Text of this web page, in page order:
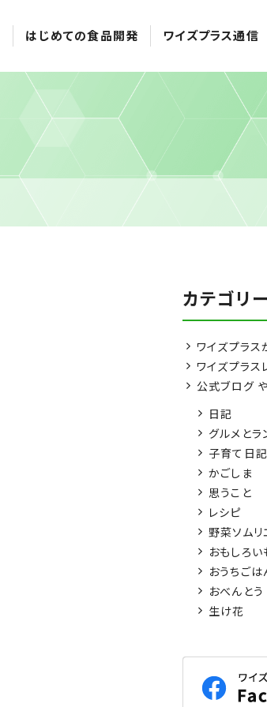
はじめての食品開発 ワイズプラス通信
カテゴリー
ワイズプラス
ワイズプラス
公式ブログ
日記
グルメとラ
子育て日記
かごしま
思うこと
レシピ
野菜ソムリ
おもしろ
おうちごは
おべんとう
生け花